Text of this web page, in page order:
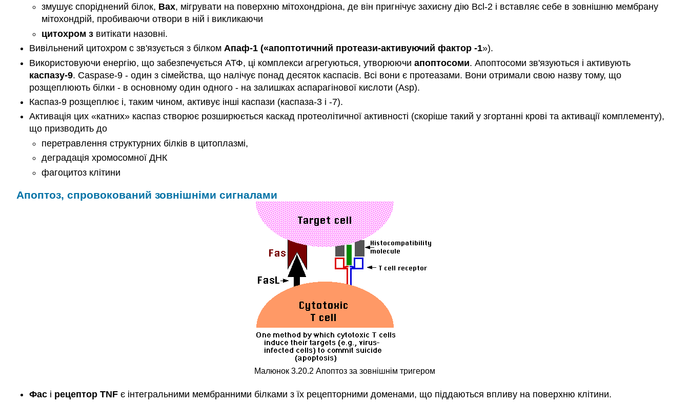
змушує споріднений білок, Bax, мігрувати на поверхню мітохондріона, де він пригнічує захисну дію Bcl-2 і вставляє себе в зовнішню мембрану
мітохондрій, пробиваючи отвори в ній і викликаючи
цитохром з витікати назовні.
Вивільнений цитохром с зв'язується з білком Апаф-1 («апоптотичний протеази-активуючий фактор -1»).
Використовуючи енергію, що забезпечується АТФ, ці комплекси агрегуються, утворюючи апоптосоми. Апоптосоми зв'язуються і активують
каспазу-9. Caspase-9 - один з сімейства, що налічує понад десяток каспасів. Всі вони є протеазами. Вони отримали свою назву тому, що
розщеплюють білки - в основному один одного - на залишках аспарагінової кислоти (Asp).
Каспаз-9 розщеплює і, таким чином, активує інші каспази (каспаза-3 і -7).
Активація цих «катних» каспаз створює розширюється каскад протеолітичної активності (скоріше такий у згортанні крові та активації комплементу),
що призводить до
перетравлення структурних білків в цитоплазмі,
деградація хромосомної ДНК
фагоцитоз клітини
Апоптоз, спровокований зовнішніми сигналами
Малюнок 3.20.2 Апоптоз за зовнішнім тригером
Фасі рецептор TNFє інтегральними мембранними білками з їх рецепторними доменами, що піддаються впливу на поверхню клітини.